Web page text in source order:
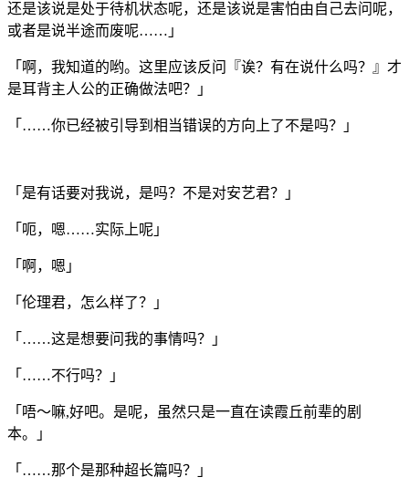
还是该说是处于待机状态呢，还是该说是害怕由自己去问呢，
或者是说半途而废呢……」
「啊，我知道的哟。这里应该反问『诶？有在说什么吗？』才
是耳背主人公的正确做法吧？」
「……你已经被引导到相当错误的方向上了不是吗？」
「是有话要对我说，是吗？不是对安艺君？」
「呃，嗯……实际上呢」
「啊，嗯」
「伦理君，怎么样了？」
「……这是想要问我的事情吗？」
「……不行吗？」
「唔～嘛,好吧。是呢，虽然只是一直在读霞丘前辈的剧
本。」
「……那个是那种超长篇吗？」